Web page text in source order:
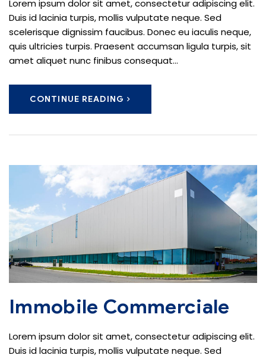
Lorem ipsum dolor sit amet, consectetur adipiscing elit.
Duis id lacinia turpis, mollis vulputate neque. Sed
scelerisque dignissim faucibus. Donec eu iaculis neque,
quis ultricies turpis. Praesent accumsan ligula turpis, sit
amet aliquet nunc finibus consequat...
CONTINUE READING
Immobile Commerciale
Lorem ipsum dolor sit amet, consectetur adipiscing elit.
Duis id lacinia turpis, mollis vulputate neque. Sed